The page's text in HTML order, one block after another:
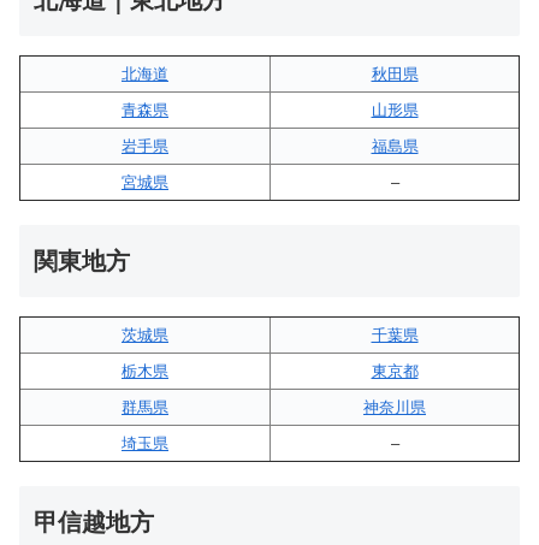
北海道
秋田県
青森県
山形県
岩手県
福島県
宮城県
–
関東地方
茨城県
千葉県
栃木県
東京都
群馬県
神奈川県
埼玉県
–
甲信越地方